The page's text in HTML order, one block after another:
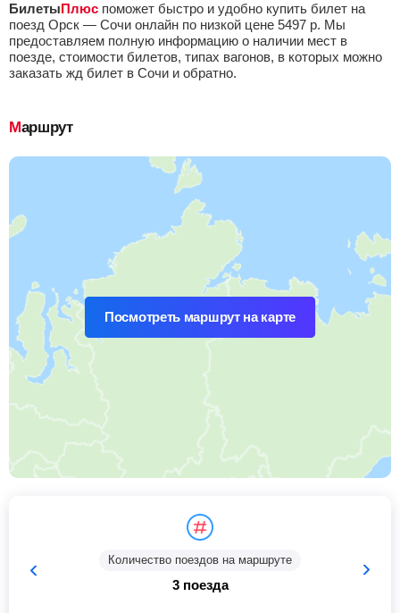
БилетыПлюс поможет быстро и удобно купить билет на
поезд Орск — Сочи онлайн по низкой цене 5497 р. Мы
предоставляем полную информацию о наличии мест в
поезде, стоимости билетов, типах вагонов, в которых можно
заказать жд билет в Сочи и обратно.
Маршрут
Посмотреть маршрут на карте
Количество поездов на маршруте
3 поезда